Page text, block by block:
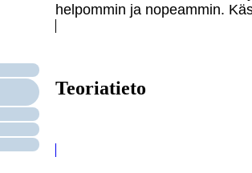
helpommin ja nopeammin.
Teoriatieto